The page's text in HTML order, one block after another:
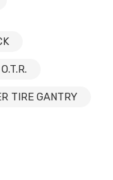
O.T.R.
TIRE GANTRY